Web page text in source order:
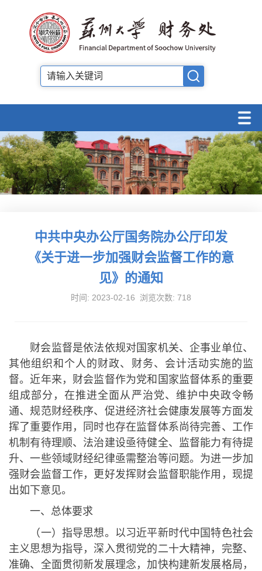
中共中央办公厅国务院办公厅印发
《关于进一步加强财会监督工作的意
见》的通知
时间: 2023-02-16 浏览次数: 718
财会监督是依法依规对国家机关、企事业单位、
其他组织和个人的财政、财务、会计活动实施的监
督。近年来，财会监督作为党和国家监督体系的重要
组成部分，在推进全面从严治党、维护中央政令畅
通、规范财经秩序、促进经济社会健康发展等方面发
挥了重要作用，同时也存在监督体系尚待完善、工作
机制有待理顺、法治建设亟待健全、监督能力有待提
升、一些领域财经纪律亟需整治等问题。为进一步加
强财会监督工作，更好发挥财会监督职能作用，现提
出如下意见。
一、总体要求
（一）指导思想。以习近平新时代中国特色社会
主义思想为指导，深入贯彻党的二十大精神，完整、
准确、全面贯彻新发展理念，加快构建新发展格局，